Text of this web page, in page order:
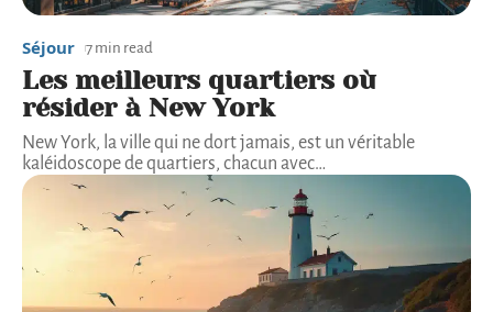
Séjour 7 min read
Les meilleurs quartiers où
résider à New York
New York, la ville qui ne dort jamais, est un véritable
kaléidoscope de quartiers, chacun avec…